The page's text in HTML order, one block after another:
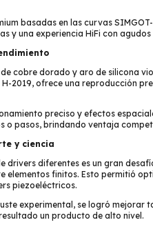
basadas en las curvas
y una experiencia HiFi con
cobre dorado y aro de silicona
2019, ofrece una reproducción
preciso y efectos
o pasos, brindando ventaja
y ciencia
drivers diferentes es un gran
elementos finitos. Esto permitió
piezoeléctricos.
experimental, se logró mejorar
un producto de alto nivel.